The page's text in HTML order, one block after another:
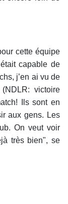
cette équipe
capable de
j’en ai vu de
victoire
Ils sont en
aux gens. Les
On veut voir
très bien", se